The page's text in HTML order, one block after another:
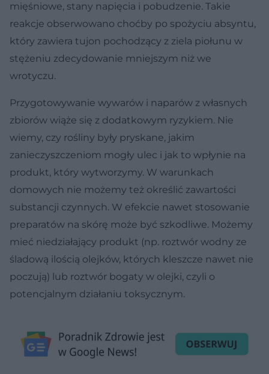
mięśniowe, stany napięcia i pobudzenie. Takie
reakcje obserwowano choćby po spożyciu absyntu,
który zawiera tujon pochodzący z ziela piołunu w
stężeniu zdecydowanie mniejszym niż we
wrotyczu.
Przygotowywanie wywarów i naparów z własnych
zbiorów wiąże się z dodatkowym ryzykiem. Nie
wiemy, czy rośliny były pryskane, jakim
zanieczyszczeniom mogły ulec i jak to wpłynie na
produkt, który wytworzymy. W warunkach
domowych nie możemy też określić zawartości
substancji czynnych. W efekcie nawet stosowanie
preparatów na skórę może być szkodliwe. Możemy
mieć niedziałający produkt (np. roztwór wodny ze
śladową ilością olejków, których kleszcze nawet nie
poczują) lub roztwór bogaty w olejki, czyli o
potencjalnym działaniu toksycznym.